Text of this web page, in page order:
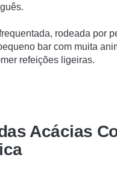
rodeada por
bar com muita
refeições ligeiras.
Acácias